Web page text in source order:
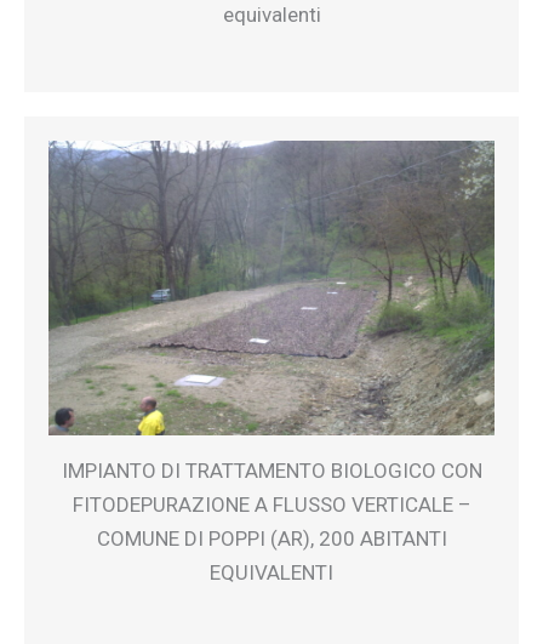
equivalenti
IMPIANTO DI TRATTAMENTO BIOLOGICO CON
FITODEPURAZIONE A FLUSSO VERTICALE –
COMUNE DI POPPI (AR), 200 ABITANTI
EQUIVALENTI